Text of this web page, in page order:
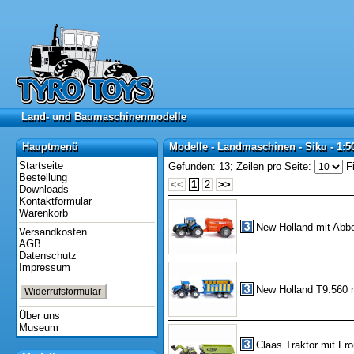
Land- und Baumaschinenmodelle
Land- und Baumaschinenmodelle
Hauptmenü
Hauptmenü
Startseite
Bestellung
Downloads
Kontaktformular
Warenkorb
Versandkosten
AGB
Datenschutz
Impressum
Widerrufsformular
Über uns
Museum
Modelle - Landmaschinen - Siku -
Modelle - Landmaschinen - Siku -
Gefunden: 13; Zeilen pro Seite:
<<
1 2 >>
New Holland mit
New Holland T9.560
Claas Traktor mit